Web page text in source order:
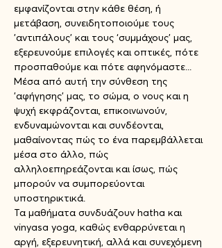
εμφανίζονται στην κάθε θέση, ή
μετάβαση, συνειδητοποιούμε τους
'αντιπάλους’ και τους ‘συμμάχους’ μας,
εξερευνούμε επιλογές και οπτικές, πότε
προσπαθούμε και πότε αφηνόμαστε...
Μέσα από αυτή την σύνθεση της
'αφήγησης' μας, το σώμα, ο νους και η
ψυχή εκφράζονται, επικοινωνούν,
ενδυναμώνονται και συνδέονται,
μαθαίνοντας πώς το ένα παρεμβάλλεται
μέσα στο άλλο, πώς
αλληλοεπηρεάζονται και ίσως, πώς
μπορούν να συμπορεύονται
υποστηρικτικά.
Τα μαθήματα συνδυάζουν hatha και
vinyasa yoga, καθώς ενθαρρύνεται η
αργή, εξερευνητική, αλλά και συνεχόμενη